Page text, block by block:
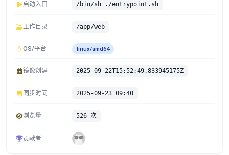
启动入口 /bin/sh ./entrypoint.sh
工作目录 /app/web
OS/平台 linux/amd64
镜像创建 2025-09-22T15:52:49.833945175Z
同步时间 2025-09-23 09:40
浏览量 526 次
贡献者